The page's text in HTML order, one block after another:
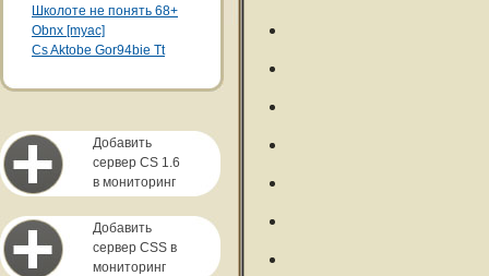
Школоте не понять 68+
Obnx [myac]
Cs Aktobe Gor94bie Tt
Добавить
сервер CS 1.6
в мониторинг
Добавить
сервер CSS в
мониторинг